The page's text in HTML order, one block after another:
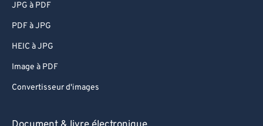
JPG à PDF
PDF à JPG
HEIC à JPG
Image à PDF
Convertisseur d'images